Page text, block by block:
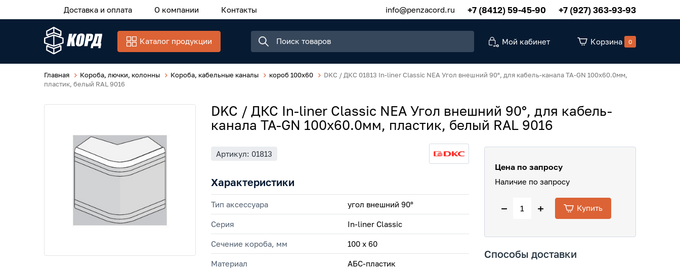
Доставка и оплата О компании Контакты info@penzacord.ru +7 (8412) 59-45-90 +7 (927) 363-93-93
Каталог продукции Мой кабинет Корзина 0
Главная Короба, лючки, колонны Короба, кабельные каналы короб 100x60
DKC / ДКС 01813 In-liner Classic NEA Угол внешний 90°, для кабель-канала TA-GN 100х60.0мм,
пластик, белый RAL 9016
DKC / ДКС In-liner Classic NEA Угол внешний 90°, для кабель-
канала TA-GN 100х60.0мм, пластик, белый RAL 9016
Артикул: 01813
Характеристики
Тип аксессуара угол внешний 90°
Серия In-liner Classic
Сечение короба, мм 100 х 60
Материал АБС-пластик
Цена по запросу
Наличие по запросу
− + Купить
Способы доставки